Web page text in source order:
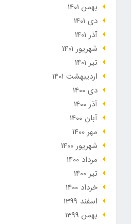
بهمن 1401
دی 1401
آذر 1401
شهریور 1401
تير 1401
ارديبهشت 1401
دی 1400
آذر 1400
آبان 1400
مهر 1400
شهریور 1400
مرداد 1400
تير 1400
خرداد 1400
اسفند 1399
بهمن 1399